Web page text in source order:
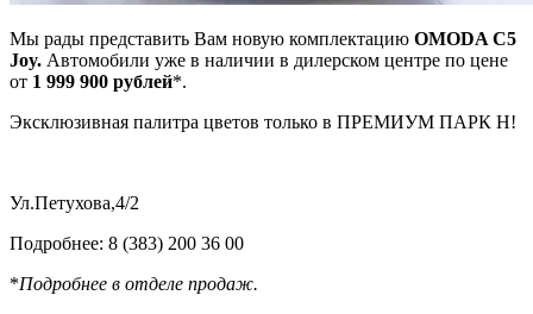
Мы рады представить Вам новую комплектацию OMODA C5
Joy. Автомобили уже в наличии в дилерском центре по цене
от 1 999 900 рублей*.
Эксклюзивная палитра цветов только в ПРЕМИУМ ПАРК Н!
Ул.Петухова,4/2
Подробнее: 8 (383) 200 36 00
*Подробнее в отделе продаж.